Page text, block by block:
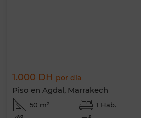
1.000 DH por día
Piso en Agdal, Marrakech
50 m² 1 Hab.